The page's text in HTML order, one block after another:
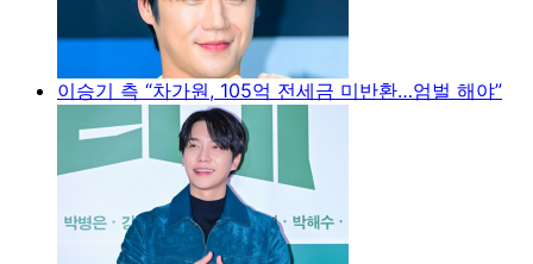
이승기 측 “차가원, 105억 전세금 미반환…엄벌 해야”